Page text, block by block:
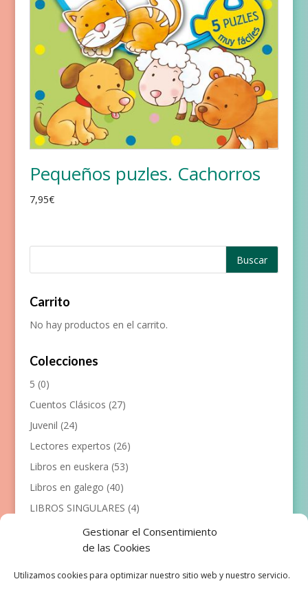
Gestionar el Consentimiento
de las Cookies
Utilizamos cookies para optimizar nuestro sitio web y nuestro servicio.
Pequeños puzles. Cachorros
7,95€
Carrito
No hay productos en el carrito.
Colecciones
5 (0)
Cuentos Clásicos (27)
Juvenil (24)
Lectores expertos (26)
Libros en euskera (53)
Libros en galego (40)
LIBROS SINGULARES (4)
Llibres en català (117)
Manualidades (53)
Primeros lectores
(101)